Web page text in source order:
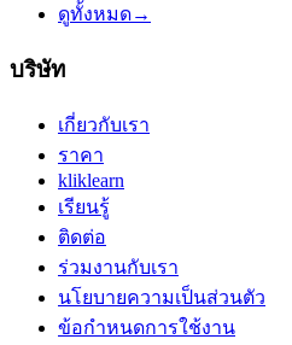
ดูทั้งหมด→
บริษัท
เกี่ยวกับเรา
ราคา
kliklearn
เรียนรู้
ติดต่อ
ร่วมงานกับเรา
นโยบายความเป็นส่วนตัว
ข้อกำหนดการใช้งาน